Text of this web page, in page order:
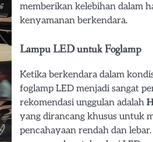
memberikan kelebihan dalam
kenyamanan berkendara.
Lampu LED untuk Foglamp
Ketika berkendara dalam
foglamp LED menjadi sangat
rekomendasi unggulan adalah
yang dirancang khusus untuk
pencahayaan rendah dan